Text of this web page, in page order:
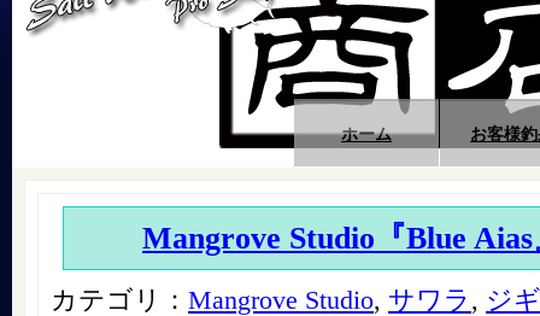
ホーム お客様
Mangrove Studio『Blue
カテゴリ： Mangrove Studio, サワラ , ジ